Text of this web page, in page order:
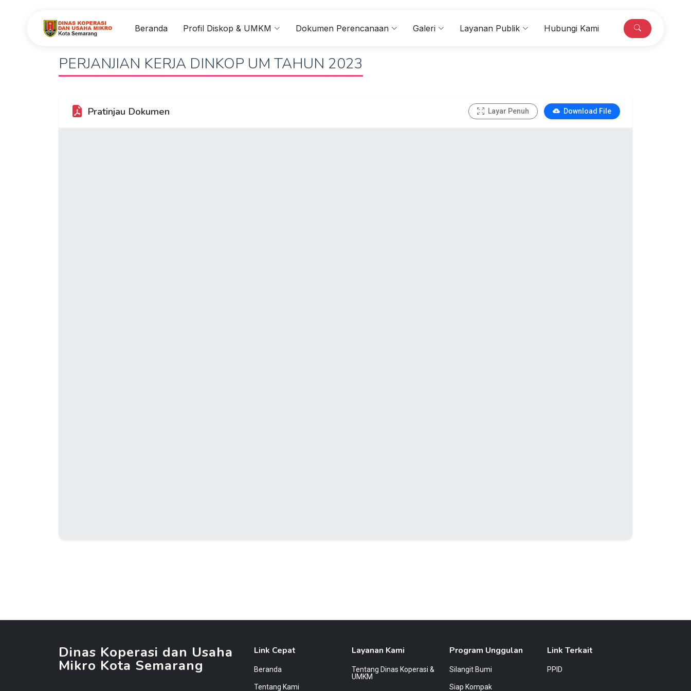
Beranda Profil Diskop & UMKM Dokumen Perencanaan Galeri Layanan Publik Hubungi Kami
PERJANJIAN KERJA DINKOP UM TAHUN 2023
Pratinjau Dokumen Layar Penuh Download File
Dinas Koperasi dan Usaha
Mikro Kota Semarang
Link Cepat
Beranda
Tentang Kami
Layanan Kami
Tentang Dinas Koperasi &
UMKM
Program Unggulan
Silangit Bumi
Siap Kompak
Link Terkait
PPID